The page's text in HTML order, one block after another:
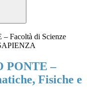
Facoltà di Scienze
PONTE –
Fisiche e